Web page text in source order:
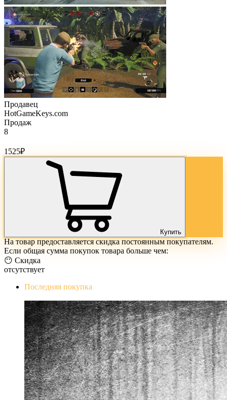
Продавец
HotGameKeys.com
Продаж
8
1525₽
Купить
На товар предоставляется скидка постоянным покупателям.
Если общая сумма покупок товара больше чем:
😶 Скидка
отсутствует
Последняя покупка